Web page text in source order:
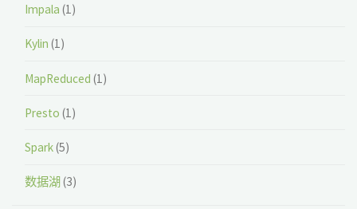
Impala (1)
Kylin (1)
MapReduced (1)
Presto (1)
Spark(5)
数据湖 (3)